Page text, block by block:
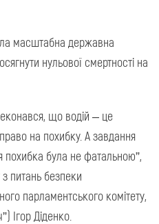
масштабна державна
нульової смертності на
що водій – це
на похибку. А завдання
була не фатальною”,
з питань безпеки
парламентського комітету,
Ігор Діденко.